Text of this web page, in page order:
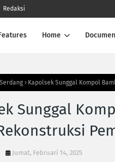
Redaksi
Home
Kapolsek Sunggal Kompol
Sunggal
Jumat, Februari 14, 2025